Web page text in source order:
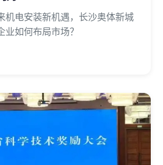
机电安装新机遇，长沙奥体新城
如何布局市场？